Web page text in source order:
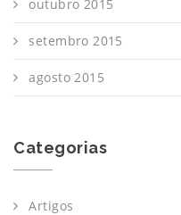
outubro 2015
setembro 2015
agosto 2015
Categorias
Artigos